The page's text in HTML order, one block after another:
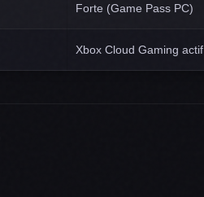
Forte (Game Pass PC)
Xbox Cloud Gaming actif